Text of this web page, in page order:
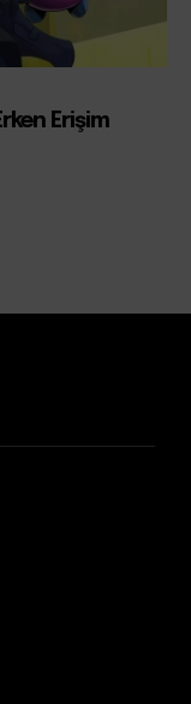
Erişim